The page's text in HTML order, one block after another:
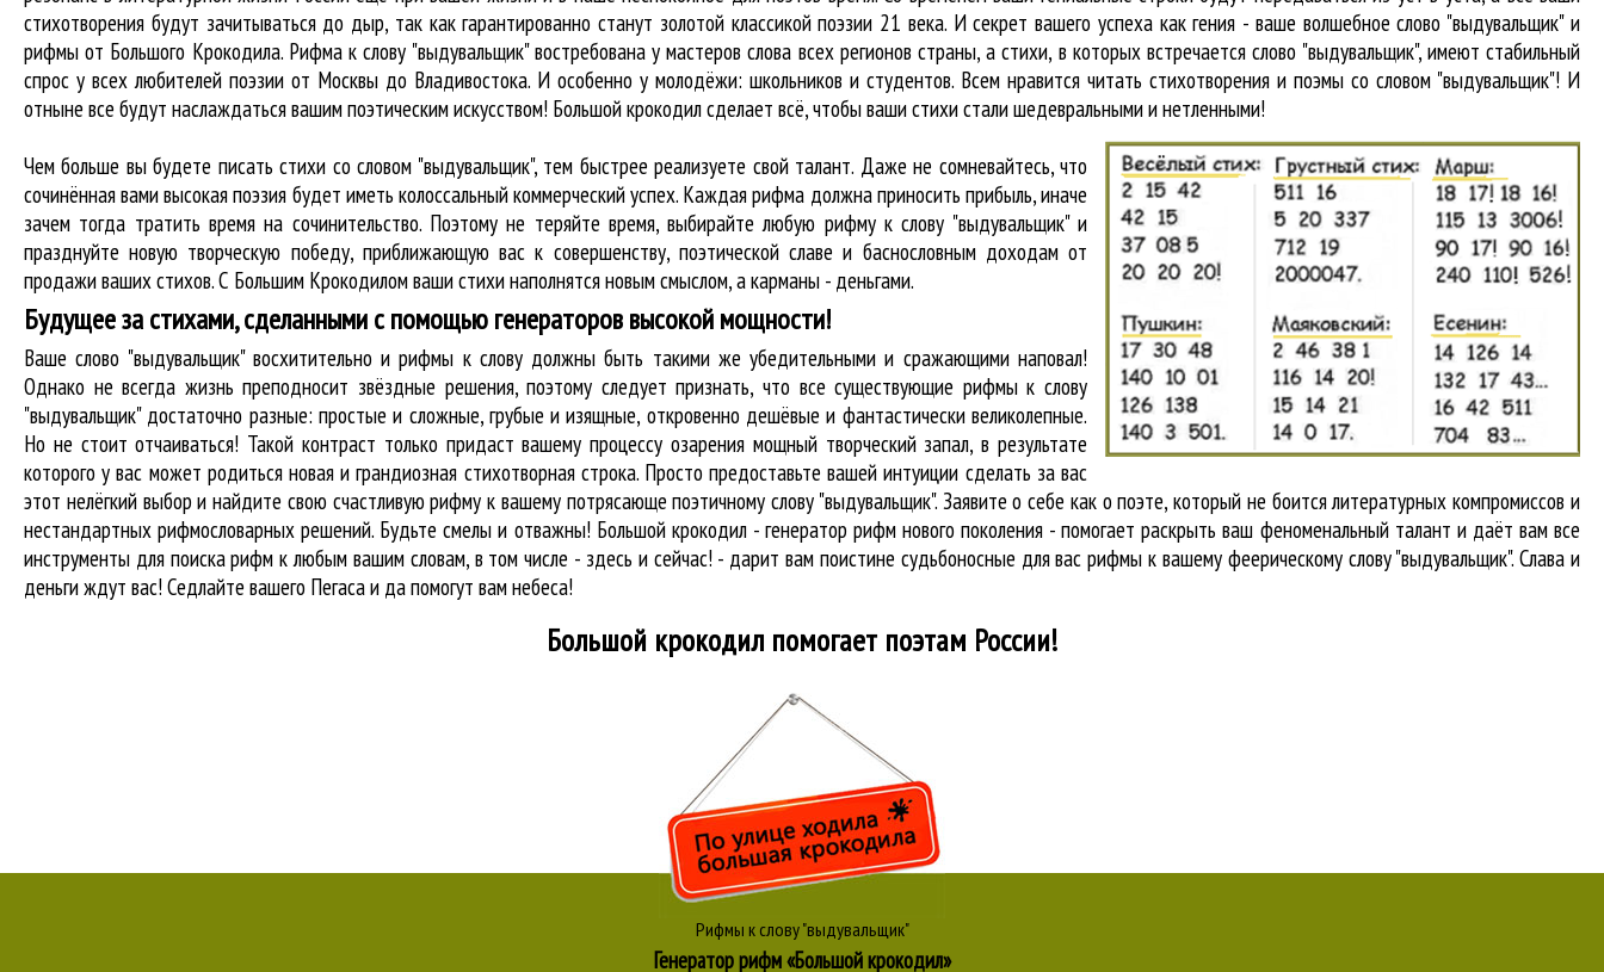
стихотворения будут зачитываться до дыр, так как гарантированно станут золотой классикой поэзии 21 века. И секрет вашего успеха как гения - ваше волшебное слово "выдувальщик" и
рифмы от Большого Крокодила. Рифма к слову "выдувальщик" востребована у мастеров слова всех регионов страны, а стихи, в которых встречаетсяслово "выдувальщик", имеют стабильный
спрос у всех любителей поэзии от Москвы до Владивостока. И особенно у молодёжи: школьников и студентов. Всем нравится читать стихотворения и поэмы со словом "выдувальщик"! И
отныне все будут наслаждаться вашим поэтическим искусством! Большой крокодил cделает всё, чтобы ваши стихи стали шедевральными и нетленными!
Чем больше вы будете писать стихи со словом "выдувальщик", тем быстрее реализуете свой талант. Даже не сомневайтесь, что
сочинённая вами высокая поэзия будет иметь колоссальный коммерческий успех. Каждая рифма должна приносить прибыль, иначе
зачем тогда тратить время на сочинительство. Поэтому не теряйте время, выбирайте любую рифму к слову "выдувальщик" и
празднуйте новую творческую победу, приближающую вас к совершенству, поэтической славе и баснословным доходам от
продажи ваших стихов. С Большим Крокодилом ваши стихи наполнятся новым смыслом, а карманы - деньгами.
Будущее за стихами, сделанными с помощью генераторов высокой мощности!
Ваше слово "выдувальщик" восхитительно и рифмы к слову должны быть такими же убедительными и сражающими наповал!
Однако не всегда жизнь преподносит звёздные решения, поэтому следует признать, что все существующие рифмы к слову
"выдувальщик" достаточно разные: простые и сложные, грубые и изящные, откровенно дешёвые и фантастически великолепные.
Но не стоит отчаиваться! Такой контраст только придаст вашему процессу озарения мощный творческий запал, в результате
которого у вас может родиться новая и грандиозная стихотворная строка. Просто предоставьте вашей интуиции сделать за вас
этот нелёгкий выбор и найдите свою счастливую рифму к вашему потрясающе поэтичному слову "выдувальщик". Заявите о себе как о поэте, который не боится литературных компромиссов и
нестандартных рифмословарных решений. Будьте смелы и отважны! Большой крокодил - генератор рифм нового поколения - помогает раскрыть ваш феноменальный талант и даёт вам все
инструменты для поиска рифм к любым вашим словам, в том числе - здесь и сейчас! - дарит вам поистине судьбоносные для вас рифмы к вашему феерическому слову "выдувальщик". Слава и
деньги ждут вас! Седлайте вашего Пегаса и да помогут вам небеса!
Большой крокодил помогает поэтам России!
Рифмы к слову "выдувальщик"
Генератор рифм «Большой крокодил»